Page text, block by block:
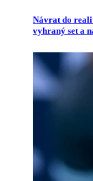
Návrat do
vyhraný set a